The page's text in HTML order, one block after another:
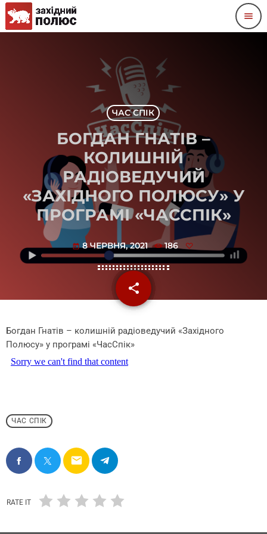
menu
ЧАС СПІК
БОГДАН ГНАТІВ –
КОЛИШНІЙ
РАДІОВЕДУЧИЙ
«ЗАХІДНОГО ПОЛЮСУ» У
ПРОГРАМІ «ЧАССПІК»
today 8 ЧЕРВНЯ, 2021 186
share
email
Богдан Гнатів – колишній радіоведучий «Західного
Полюсу» у програмі «ЧасСпік»
ЧАС СПІК
email
RATE IT